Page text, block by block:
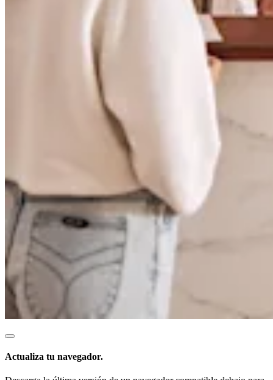
Hogar y comercio
Servicios automotrices
Contratistas y especialistas
Servicios profesionales
Servicios mascotas
Organizaciones y entidades sin fines de lucro
Servicios limpieza
Jardinería y actividades al aire libre
Servicios de salud
Capacidades
Acepta pagos
Consigue más ventas
Mantén todo organizado
Administra el flujo de caja
Destaca tu marca
Actualiza tu navegador.